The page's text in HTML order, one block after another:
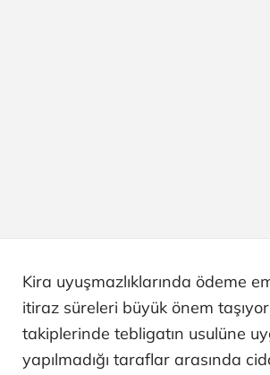
Kira uyuşmazlıklarında ödeme
itiraz süreleri büyük önem
takiplerinde tebligatın usulüne
yapılmadığı taraflar arasında